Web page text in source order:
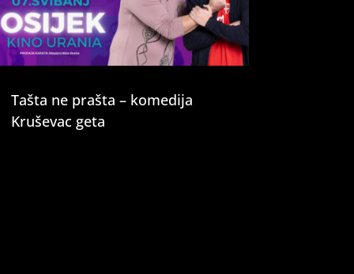
Tašta ne prašta – komedija
Kruševac geta